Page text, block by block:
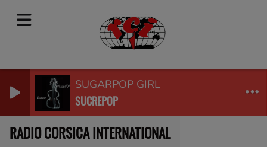
SUGARPOP GIRL
SUCREPOP
RADIO CORSICA INTERNATIONAL